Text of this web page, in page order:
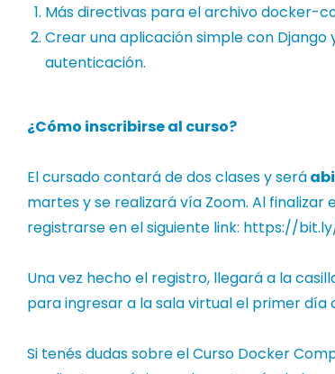
Más directivas para el archivo docker-
Crear una aplicación simple con Django
autenticación.
¿Cómo inscribirse al curso?
El cursado contará de dos clases y será
martes y se realizará vía Zoom. Al
registrarse en el siguiente link: https://
Una vez hecho el registro, llegará a la
para ingresar a la sala virtual el primer día
Si tenés dudas sobre el Curso Docker